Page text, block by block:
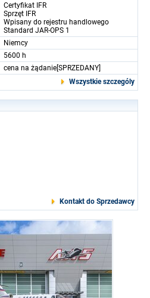
Certyfikat IFR
Sprzęt IFR
Wpisany do rejestru handlowego
Standard JAR-OPS 1
Niemcy
5600 h
cena na żądanie[SPRZEDANY]
Wszystkie szczególy
Kontakt do Sprzedawcy